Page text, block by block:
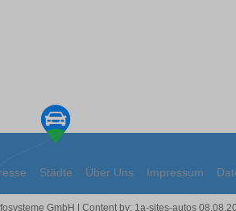
Städte Über Uns Impressum
GmbH | Content by: 1a-sites-autos